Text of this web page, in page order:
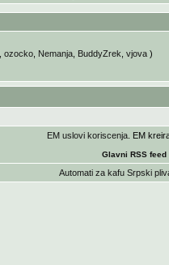
ozocko, Nemanja, BuddyZrek vjova)
EM uslovi koriscenja . EM
Glavni RSS feed
Automati za kafu Srpski